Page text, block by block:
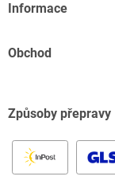
Informace
Obchod
Způsoby přepravy